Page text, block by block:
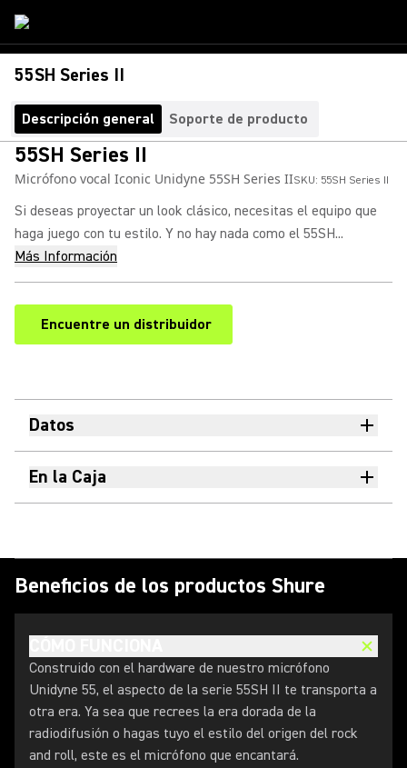
55SH Series II
Descripción general Soporte de producto
55SH Series II
Micrófono vocal Iconic Unidyne 55SH Series IISKU: 55SH Series II
Si deseas proyectar un look clásico, necesitas el equipo que
haga juego con tu estilo. Y no hay nada como el 55SH...
Más Información
Encuentre un distribuidor
(Opens in a new tab)
Datos
En la Caja
Beneficios de los productos Shure
Construido con el hardware de nuestro micrófono
Unidyne 55, el aspecto de la serie 55SH II te transporta a
otra era. Ya sea que recrees la era dorada de la
radiodifusión o hagas tuyo el estilo del origen del rock
and roll, este es el micrófono que encantará.